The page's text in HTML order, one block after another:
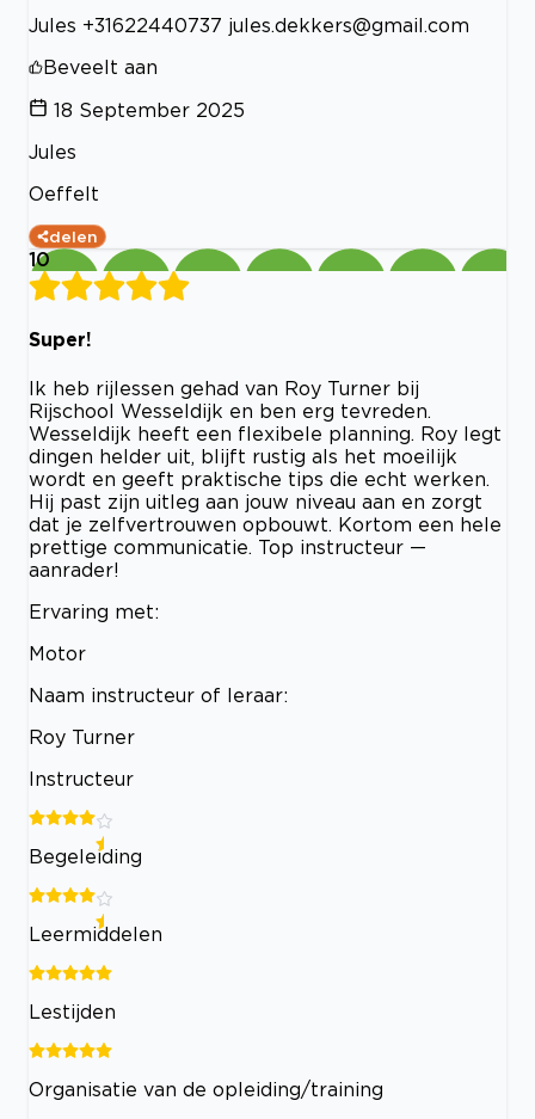
Jules +31622440737 jules.dekkers@gmail.com
Beveelt aan
18 September 2025
Jules
Oeffelt
delen
10
Super!
Ik heb rijlessen gehad van Roy Turner bij
Rijschool Wesseldijk en ben erg tevreden.
Wesseldijk heeft een flexibele planning. Roy legt
dingen helder uit, blijft rustig als het moeilijk
wordt en geeft praktische tips die echt werken.
Hij past zijn uitleg aan jouw niveau aan en zorgt
dat je zelfvertrouwen opbouwt. Kortom een hele
prettige communicatie. Top instructeur —
aanrader!
Ervaring met:
Motor
Naam instructeur of leraar:
Roy Turner
Instructeur
Begeleiding
Leermiddelen
Lestijden
Organisatie van de opleiding/training